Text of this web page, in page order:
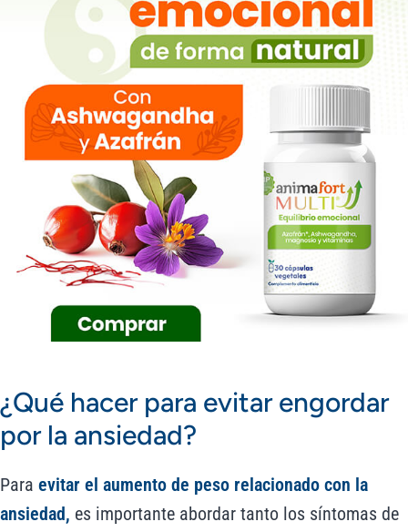
¿Qué hacer para evitar engordar
por la ansiedad?
Para evitar el aumento de peso relacionado con la
ansiedad, es importante abordar tanto los síntomas de